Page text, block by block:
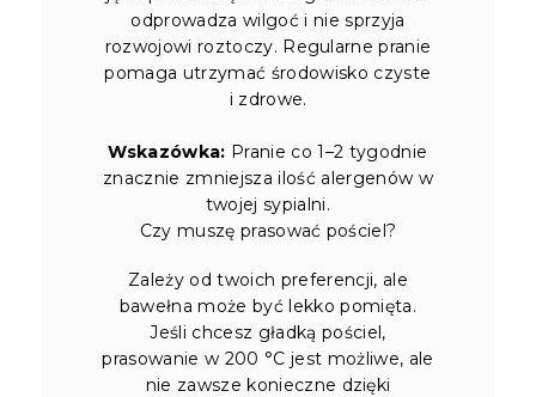
odprowadza wilgoć i nie sprzyja
rozwojowi roztoczy. Regularne pranie
pomaga utrzymać środowisko czyste
i zdrowe.
Wskazówka: Pranie co 1–2 tygodnie
znacznie zmniejsza ilość alergenów w
twojej sypialni.
Czy muszę prasować pościel?
Zależy od twoich preferencji, ale
bawełna może być lekko pomięta.
Jeśli chcesz gładką pościel,
prasowanie w 200 °C jest możliwe, ale
nie zawsze konieczne dzięki